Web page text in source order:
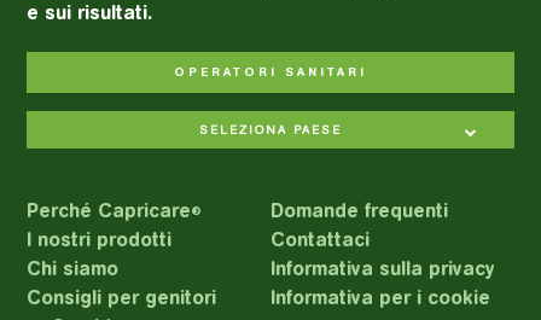
e sui risultati.
OPERATORI SANITARI
SELEZIONA PAESE
Perché Capricare®
I nostri prodotti
Chi siamo
Consigli per genitori
Domande frequenti
Contattaci
Informativa sulla privacy
Informativa per i cookie